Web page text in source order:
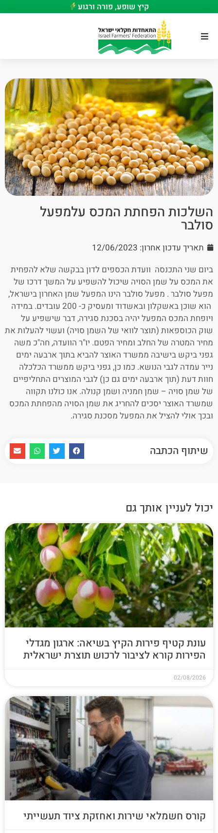
קיץ שופע, פורה ורגוע
השלכות הפחתת המכס עלמפעל
סולבר
תאריך עדכון אחרון: 12/06/2023
ביום שני התכנסה וועדת הכספים לדון בבקשה שלא להפחית
את המכס על שמן הסויה שיכול להשפיע על המשך דרכו של
מפעל סולבר . מפעל סולבר הינו המפעל שמן האחרון בישראל,
הוא שוכן באשקלון ובאשדוד ומעסיק כ- 200 עובדים. במידה
ויופחת המכס המפעל יהיה בסכנת סגירה, דבר שישפיע על
שוק הכוספאות (תוצר לוואי של השמן סויה) ועשוי להעלות את
מחיר המטרה של החלב ומחיר הפטם. יו"ר הוועדה, חה"כ משה
גפני ביקש בישיבה ממשרד האוצר להביא בתוך ארבעה ימים
נייר עמדה לגבי הנושא. כמו כן, גפני ביקש ממשרד הכלכלה
חוות דעת (תוך ארבעה ימים גם כן) לגבי המוצרים התחליפיים
של שמן סויה – שמן חמניה ושמן קנולה. אנו כולנו תקווה
שמשרד האוצר יסכים להחריג את שמן הסויה מהפחתת המכס
ובכך אולי להציל את המפעל מסכנת סגירה.
שיתוף הכתבה
יכול לעניין אותך גם
עונת קטיף פירות הקיץ בשיאה: ארגון מגדלי
הפירות קורא לציבור לרכוש תוצרת ישראלית
02/08/2026
קורס חשמלאי שירות ואחזקת ציוד תעשייתי